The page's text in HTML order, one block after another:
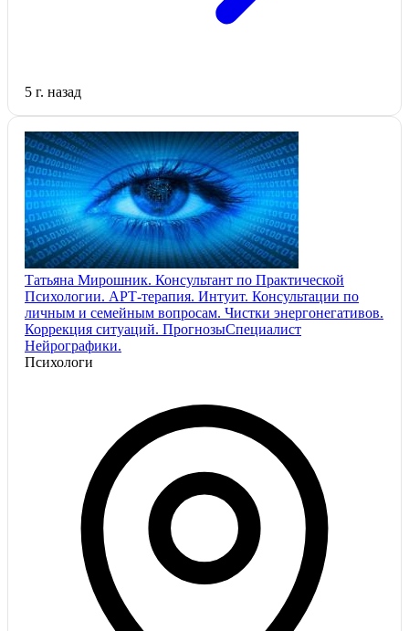
5 г. назад
Татьяна Мирошник. Консультант по Практической
Психологии. АРТ-терапия. Интуит. Консультации по
личным и семейным вопросам. Чистки энергонегативов.
Коррекция ситуаций. ПрогнозыСпециалист
Нейрографики.
Психологи